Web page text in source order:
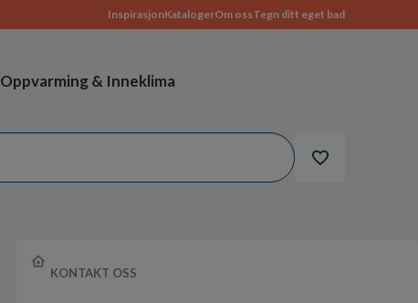
InspirasjonKatalogerOm ossTegn ditt eget bad
Oppvarming & Inneklima
KONTAKT OSS